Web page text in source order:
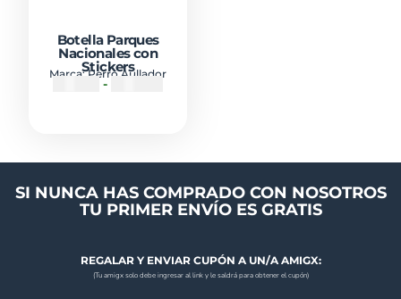
Botella Parques
Nacionales con
Stickers
Marca:Perro Aullador
-
SI NUNCA HAS COMPRADO CON NOSOTROS
TU PRIMER ENVÍO ES GRATIS
REGALAR Y ENVIAR CUPÓN A UN/A AMIGX:
(Tu amigx solo debe ingresar al link y le saldrá para obtener el cupón)